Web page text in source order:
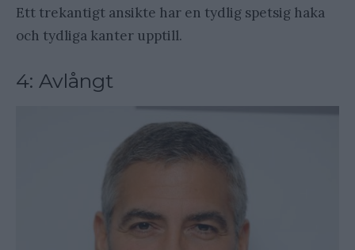
Ett trekantigt ansikte har en tydlig spetsig haka
och tydliga kanter upptill.
4: Avlångt